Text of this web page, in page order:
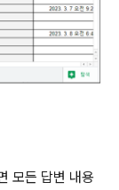
모든 답변 내용